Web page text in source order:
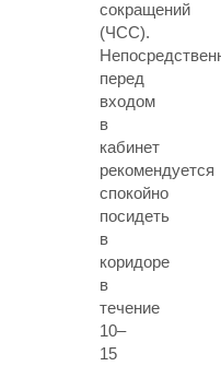
сокращений
(ЧСС).
перед
входом
в
кабинет
рекомендуется
спокойно
посидеть
в
коридоре
в
течение
10–
15